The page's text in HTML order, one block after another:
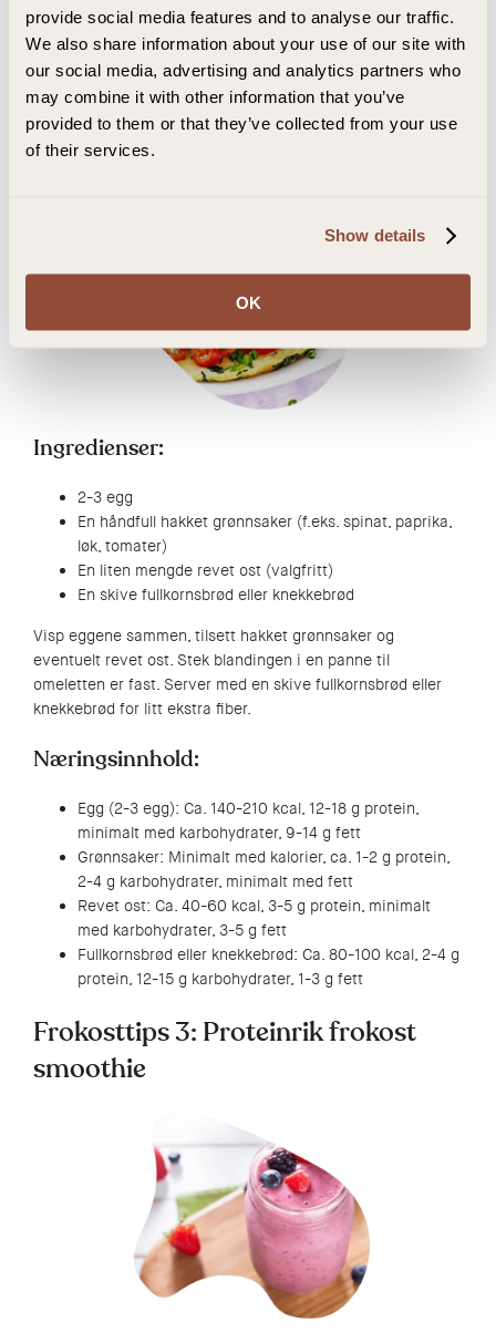
provide social media features and to analyse our traffic.
We also share information about your use of our site with
our social media, advertising and analytics partners who
may combine it with other information that you’ve
provided to them or that they’ve collected from your use
of their services.
Show details
OK
karbohydrater, 8-12 g fett
Honning (1 ts): Ca. 20 kcal, minimalt med protein, ca.
5 g karbohydrater, minimalt med fett
Frokosttips 2: Sunn omelett med
grønnsaker
Ingredienser:
2-3 egg
En håndfull hakket grønnsaker (f.eks. spinat, paprika,
løk, tomater)
En liten mengde revet ost (valgfritt)
En skive fullkornsbrød eller knekkebrød
Visp eggene sammen, tilsett hakket grønnsaker og
eventuelt revet ost. Stek blandingen i en panne til
omeletten er fast. Server med en skive fullkornsbrød eller
knekkebrød for litt ekstra fiber.
Næringsinnhold:
Egg (2-3 egg): Ca. 140-210 kcal, 12-18 g protein,
minimalt med karbohydrater, 9-14 g fett
Grønnsaker: Minimalt med kalorier, ca. 1-2 g protein,
2-4 g karbohydrater, minimalt med fett
Revet ost: Ca. 40-60 kcal, 3-5 g protein, minimalt
med karbohydrater, 3-5 g fett
Fullkornsbrød eller knekkebrød: Ca. 80-100 kcal, 2-4 g
protein, 12-15 g karbohydrater, 1-3 g fett
Frokosttips 3: Proteinrik frokost
smoothie